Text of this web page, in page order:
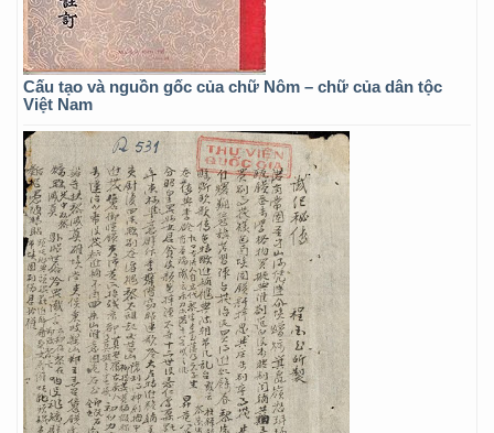
Cấu tạo và nguồn gốc của chữ Nôm – chữ của dân tộc
Việt Nam